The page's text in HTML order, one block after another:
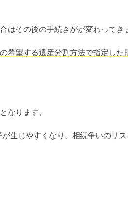
その後の手続きがが変わってき
希望する遺産分割方法で指定した
なります。
生じやすくなり、相続争いのリ